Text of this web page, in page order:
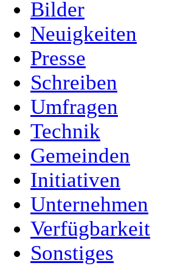
Bilder
Neuigkeiten
Presse
Schreiben
Umfragen
Technik
Gemeinden
Initiativen
Unternehmen
Verfügbarkeit
Sonstiges